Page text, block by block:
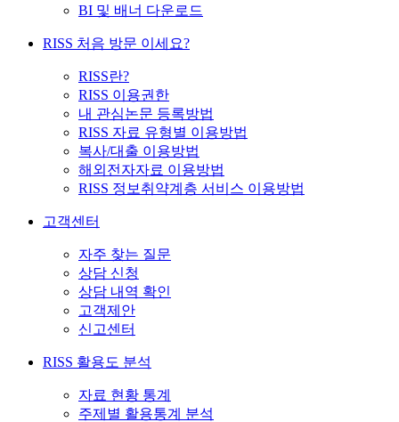
BI 및 배너 다운로드
RISS 처음 방문 이세요?
RISS란?
RISS 이용권한
내 관심논문 등록방법
RISS 자료 유형별 이용방법
복사/대출 이용방법
해외전자자료 이용방법
RISS 정보취약계층 서비스 이용방법
고객센터
자주 찾는 질문
상담 신청
상담 내역 확인
고객제안
신고센터
RISS 활용도 분석
자료 현황 통계
주제별 활용통계 분석